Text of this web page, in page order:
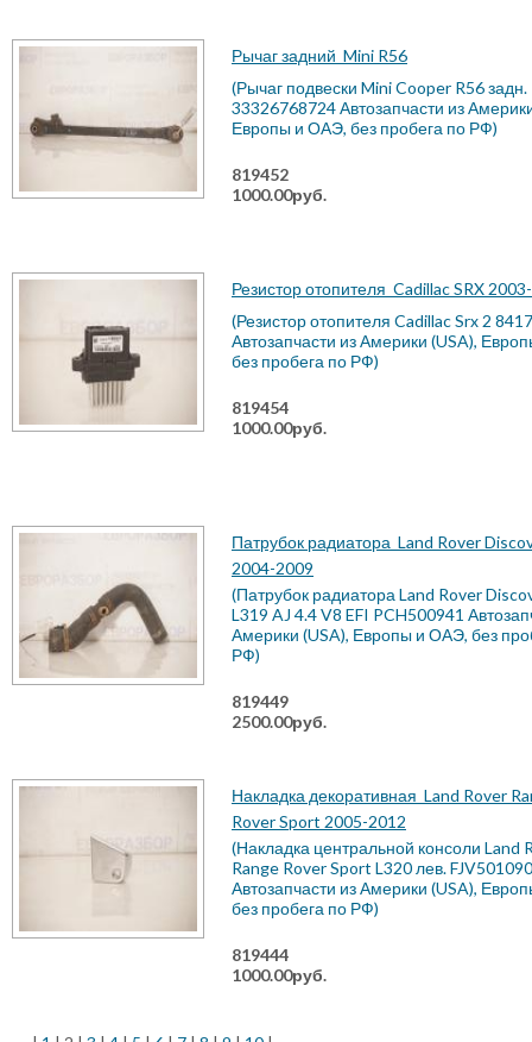
Рычаг задний Mini R56
(Рычаг подвески Mini Cooper R56 задн.
33326768724 Автозапчасти из
Европы и ОАЭ, без пробега по РФ)
819452
1000.00руб.
Резистор отопителя Cadillac SRX
(Резистор отопителя Cadillac Srx 2
Автозапчасти из Америки (USA),
без пробега по РФ)
819454
1000.00руб.
Патрубок радиатора Land Rover
2004-2009
(Патрубок радиатора Land Rover
L319 AJ 4.4 V8 EFI PCH500941
Америки (USA), Европы и ОАЭ, без
РФ)
819449
2500.00руб.
Накладка декоративная Land Rover
Rover Sport 2005-2012
(Накладка центральной консоли Land
Range Rover Sport L320 лев.
Автозапчасти из Америки (USA),
без пробега по РФ)
819444
1000.00руб.